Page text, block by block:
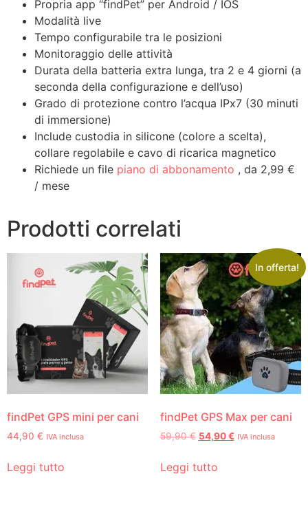
Propria app “findPet” per Android / IOS
Modalità live
Tempo configurabile tra le posizioni
Monitoraggio delle attività
Durata della batteria extra lunga, tra 2 e 4 giorni (a
seconda della configurazione e dell’uso)
Grado di protezione contro l’acqua IPx7 (30 minuti
di immersione)
Include custodia in silicone (colore a scelta),
collare regolabile e cavo di ricarica magnetico
Richiede un file piano di abbonamento , da 2,99 €
/ mese
Prodotti correlati
findPet GPS mini per cani
44,90 € IVA inclusa
Leggi tutto
In offerta!
findPet GPS Max per cani
59,90€ 54,90€ IVA inclusa
Leggi tutto